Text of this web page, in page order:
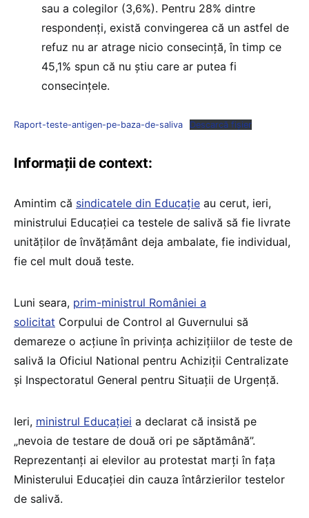
sau a colegilor (3,6%). Pentru 28% dintre
respondenți, există convingerea că un astfel de
refuz nu ar atrage nicio consecință, în timp ce
45,1% spun că nu știu care ar putea fi
consecințele.
Raport-teste-antigen-pe-baza-de-saliva Descarcă fișier
Informații de context:
Amintim că sindicatele din Educație au cerut, ieri,
ministrului Educației ca testele de salivă să fie livrate
unităților de învățământ deja ambalate, fie individual,
fie cel mult două teste.
Luni seara, prim-ministrul României a
solicitat Corpului de Control al Guvernului să
demareze o acțiune în privința achizițiilor de teste de
salivă la Oficiul National pentru Achiziții Centralizate
și Inspectoratul General pentru Situații de Urgență.
Ieri, ministrul Educației a declarat că insistă pe
„nevoia de testare de două ori pe săptămână”.
Reprezentanți ai elevilor au protestat marți în fața
Ministerului Educației din cauza întârzierilor testelor
de salivă.